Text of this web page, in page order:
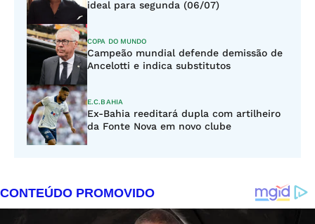
ideal para segunda (06/07)
COPA DO MUNDO
Campeão mundial defende demissão de
Ancelotti e indica substitutos
E.C.BAHIA
Ex-Bahia reeditará dupla com artilheiro
da Fonte Nova em novo clube